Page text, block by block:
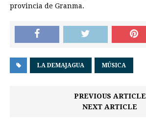
provincia de Granma.
LA DEMAJAGUA MÚSICA
PREVIOUS ARTICLE
NEXT ARTICLE